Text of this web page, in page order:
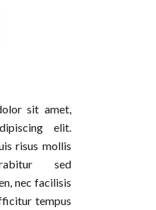
sit amet,
elit.
risus mollis
sed
nec facilisis
tempus